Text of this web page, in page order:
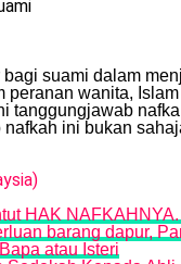
suami dalam
peranan wanita,
tanggungjawab
ini bukan
HAK
barang dapur,
atau Isteri